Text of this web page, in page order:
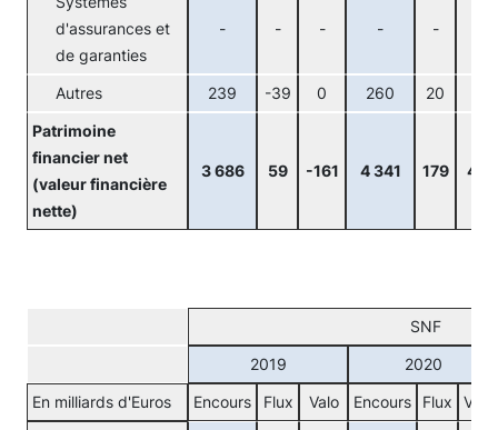
d'assurances et
de garanties
- - - - -
Autres 239 -39 0 260 20
Patrimoine
financier net
(valeur financière
nette)
3 686 59 -161 4 341 179 43
SNF
2019 2020
En milliards d'Euros Encours Flux Valo Encours Flux Valo